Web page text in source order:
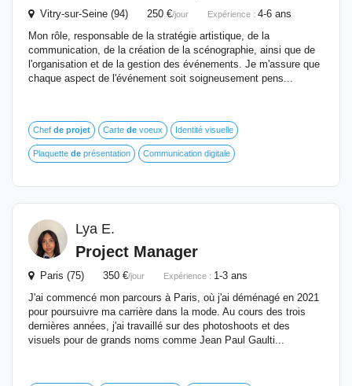
Vitry-sur-Seine (94) 250 €/jour Expérience : 4-6 ans
Mon rôle, responsable de la stratégie artistique, de la
communication, de la création de la scénographie, ainsi que de
l'organisation et de la gestion des événements. Je m'assure que
chaque aspect de l'événement soit soigneusement pens...
Chef de projet Carte de voeux Identité visuelle
Plaquette de présentation Communication digitale
Lya E.
Project Manager
Paris (75) 350 €/jour Expérience : 1-3 ans
J'ai commencé mon parcours à Paris, où j'ai déménagé en 2021
pour poursuivre ma carrière dans la mode. Au cours des trois
dernières années, j'ai travaillé sur des photoshoots et des
visuels pour de grands noms comme Jean Paul Gaulti...